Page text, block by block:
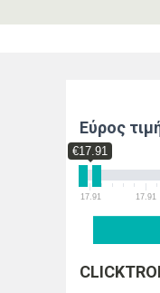
Εύρος
€17.91
17.91 17.91